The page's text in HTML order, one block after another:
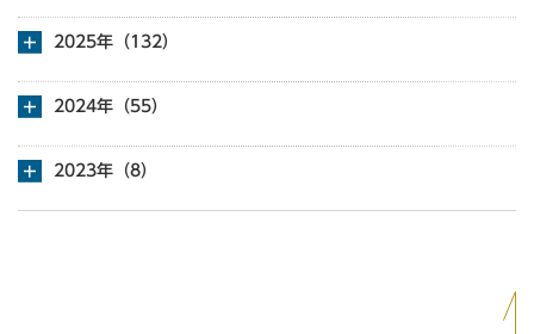
2025年（132）
2024年（55）
2023年（8）